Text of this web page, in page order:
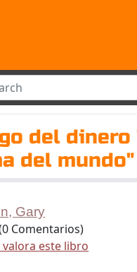
del
del mundo"
Gary
Comentarios)
valora este libro